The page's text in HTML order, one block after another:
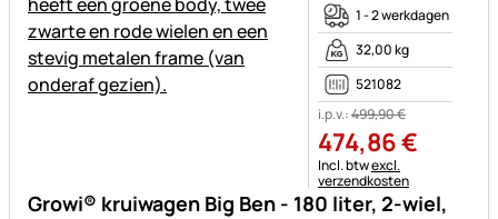
Growi® kruiwagen Big Ben - 180 liter, 2-wiel,
1 - 2 werkdagen
32,00 kg
521082
i.p.v.:499,90€
474,86€
Belastinginformatie:
Incl. btwexcl.
verzendkosten